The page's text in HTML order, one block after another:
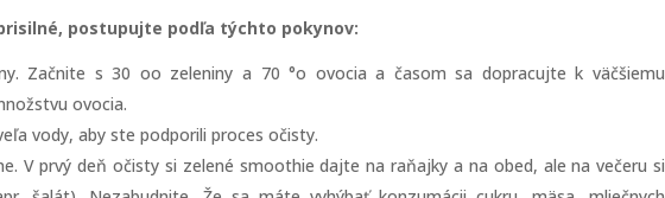
postupujte podľa týchto pokynov:
Začnite s 30 oo zeleniny a 70 °o ovocia a časom sa dopracujte k väčšiemu
ovocia.
vody, aby ste podporili proces očisty.
V prvý deň očisty si zelené smoothie dajte na raňajky a na obed, ale na večeru si